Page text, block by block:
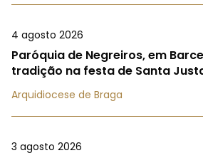
4 agosto 2026
Paróquia de Negreiros, em
tradição na festa de Santa
Arquidiocese de Braga
3 agosto 2026